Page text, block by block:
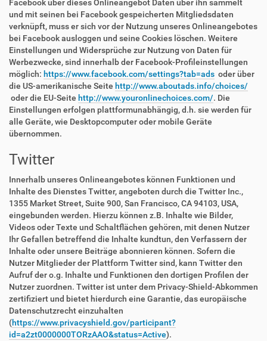
Facebook über dieses Onlineangebot Daten über ihn sammelt
und mit seinen bei Facebook gespeicherten Mitgliedsdaten
verknüpft, muss er sich vor der Nutzung unseres Onlineangebotes
bei Facebook ausloggen und seine Cookies löschen. Weitere
Einstellungen und Widersprüche zur Nutzung von Daten für
Werbezwecke, sind innerhalb der Facebook-Profileinstellungen
möglich: https://www.facebook.com/settings?tab=ads oder über
die US-amerikanische Seite http://www.aboutads.info/choices/
oder die EU-Seite http://www.youronlinechoices.com/. Die
Einstellungen erfolgen plattformunabhängig, d.h. sie werden für
alle Geräte, wie Desktopcomputer oder mobile Geräte
übernommen.
Twitter
Innerhalb unseres Onlineangebotes können Funktionen und
Inhalte des Dienstes Twitter, angeboten durch die Twitter Inc.,
1355 Market Street, Suite 900, San Francisco, CA 94103, USA,
eingebunden werden. Hierzu können z.B. Inhalte wie Bilder,
Videos oder Texte und Schaltflächen gehören, mit denen Nutzer
Ihr Gefallen betreffend die Inhalte kundtun, den Verfassern der
Inhalte oder unsere Beiträge abonnieren können. Sofern die
Nutzer Mitglieder der Plattform Twitter sind, kann Twitter den
Aufruf der o.g. Inhalte und Funktionen den dortigen Profilen der
Nutzer zuordnen. Twitter ist unter dem Privacy-Shield-Abkommen
zertifiziert und bietet hierdurch eine Garantie, das europäische
Datenschutzrecht einzuhalten
(https://www.privacyshield.gov/participant?
id=a2zt0000000TORzAAO&status=Active).